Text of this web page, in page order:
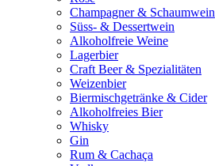
Champagner & Schaumwein
Süss- & Dessertwein
Alkoholfreie Weine
Lagerbier
Craft Beer & Spezialitäten
Weizenbier
Biermischgetränke & Cider
Alkoholfreies Bier
Whisky
Gin
Rum & Cachaça